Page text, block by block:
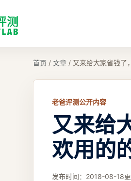
首页 / 文章 / 又来给大家省钱了
老爸评测公开内容
又来给
欢用的
发布时间： 2018-08-18